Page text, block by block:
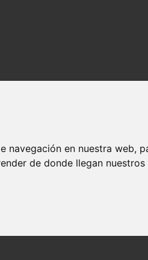
en nuestra web,
de donde llegan